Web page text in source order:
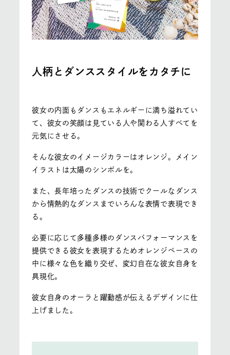
人柄とダンススタイルをカタチに
彼女の内面もダンスもエネルギーに満ち溢れてい
て、彼女の笑顔は見ている人や関わる人すべてを
元気にさせる。
そんな彼女のイメージカラーはオレンジ。メイン
イラストは太陽のシンボルを。
また、長年培ったダンスの技術でクールなダンス
から情熱的なダンスまでいろんな表情で表現でき
る。
必要に応じて多種多様のダンスパフォーマンスを
提供できる彼女を表現するためオレンジベースの
中に様々な色を織り交ぜ、変幻自在な彼女自身を
具現化。
彼女自身のオーラと躍動感が伝えるデザインに仕
上げました。